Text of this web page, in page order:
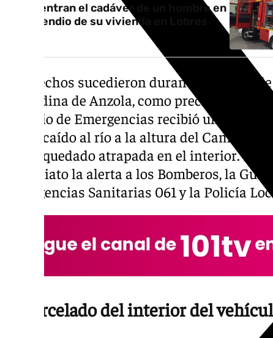
Encuentran el cadáver de un hombre en
el incendio de su vivienda en Lobres
Los hechos sucedieron durante la noche
granadina de Anzola, como precisan desde
servicio de Emergencias recibió una
había caído al río a la altura del Camino de
había quedado atrapada en el interior. La
inmediato la alerta a los Bomberos, la
Emergencias Sanitarias 061 y la Policía
Excarcelado del interior del